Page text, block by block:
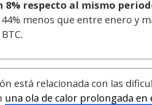
8% respecto al mismo
44% menos que entre enero y
está relacionada con las
una ola de calor prolongada